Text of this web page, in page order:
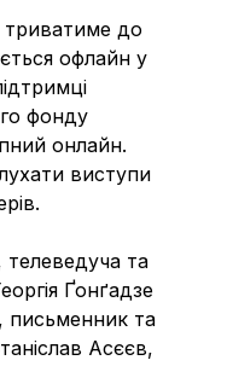
триватиме до
офлайн у
фонду
онлайн.
виступи
телеведуча та
Ґонґадзе
письменник та
Асєєв,